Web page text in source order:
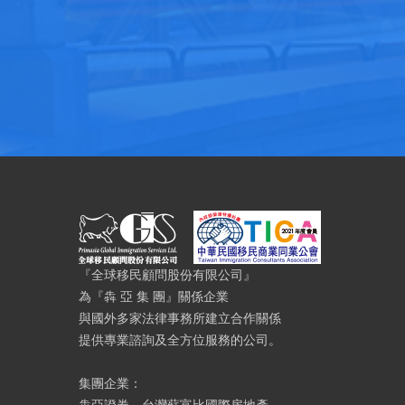
『全球移民顧問股份有限公司』
為『犇 亞 集 團』關係企業
與國外多家法律事務所建立合作關係
提供專業諮詢及全方位服務的公司。
集團企業：